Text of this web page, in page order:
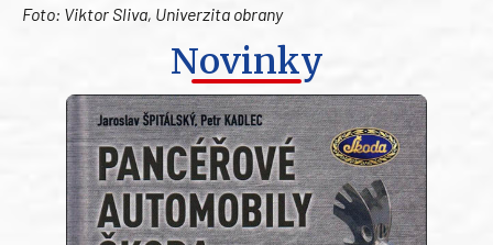
Foto: Viktor Sliva, Univerzita obrany
Novinky